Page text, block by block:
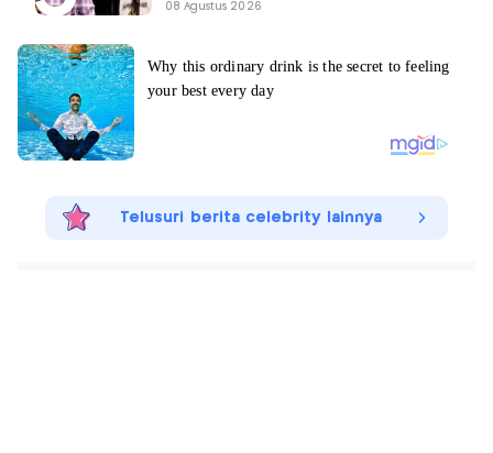
08 Agustus 2026
Telusuri berita celebrity lainnya